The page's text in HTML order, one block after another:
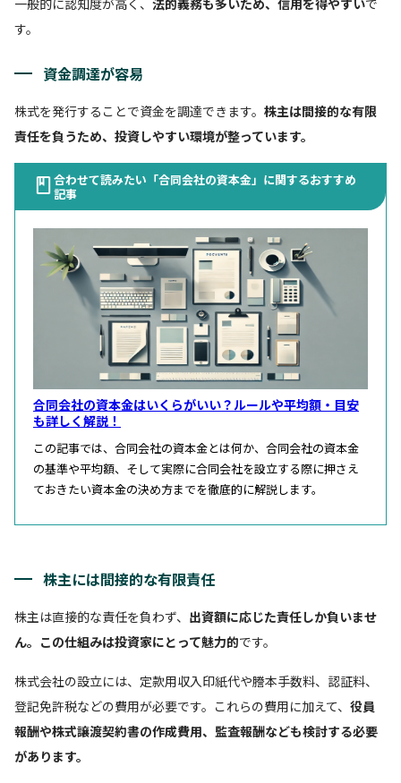
す。
資金調達が容易
株式を発行することで資金を調達できます。 株主は間接的な有限
責任を負うため、投資しやすい環境が整っています。
合わせて読みたい「合同会社の資本金」に関するおすすめ
記事
合同会社の資本金はいくらがいい？ルールや平均額・目安
も詳しく解説！
この記事では、合同会社の資本金とは何か、合同会社の資本金
の基準や平均額、そして実際に合同会社を設立する際に押さえ
ておきたい資本金の決め方までを徹底的に解説します。
株主には間接的な有限責任
株主は直接的な責任を負わず、 出資額に応じた責任しか負いませ
ん。この仕組みは投資家にとって魅力的です。
株式会社の設立には、定款用収入印紙代や謄本手数料、認証料、
登記免許税などの費用が必要です。これらの費用に加えて、 役員
報酬や株式譲渡契約書の作成費用、監査報酬なども検討する必要
があります。